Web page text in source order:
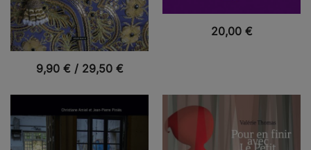
VUE RAPIDE
9,90 € / 29,50 €
VUE RAPIDE
20,00 €